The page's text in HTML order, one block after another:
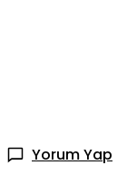
Yorum Yap